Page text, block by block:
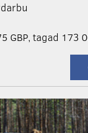
GBP, tagad 173